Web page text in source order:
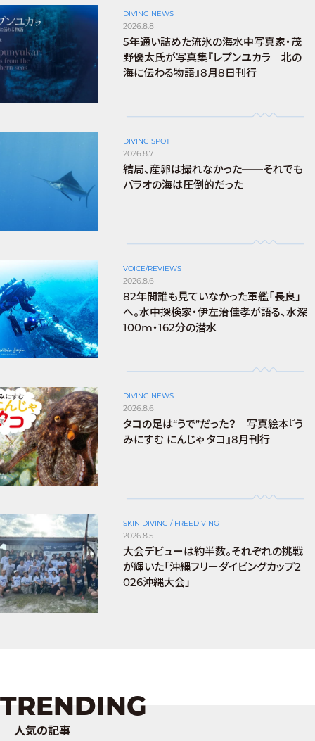
DIVING NEWS
2026.8.8
5年通い詰めた流氷の海――水中写真家・茂
野優太氏が写真集『レプンユカラ 北の
海に伝わる物語』8月8日刊行
DIVING SPOT
2026.8.7
結局、産卵は撮れなかった──それでも
パラオの海は圧倒的だった
VOICE/REVIEWS
2026.8.6
82年間誰も見ていなかった軍艦「長良」
へ。水中探検家・伊左治佳孝が語る、水深
100m・162分の潜水
DIVING NEWS
2026.8.6
タコの足は“うで”だった？ 写真絵本『う
みにすむ にんじゃ タコ』8月刊行
SKIN DIVING / FREEDIVING
2026.8.5
大会デビューは約半数。それぞれの挑戦
が輝いた「沖縄フリーダイビングカップ2
026沖縄大会」
TRENDING
人気の記事